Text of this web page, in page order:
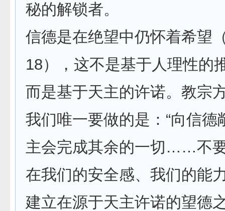
秘的解锁者。
信德是在绝望中仍怀着希望
18），这不是基于人理性的
而是基于天主的许诺。教宗
我们唯一要做的是：“向信德
主会完成其余的一切……不
在我们的安全感、我们的能
建立在源于天主许诺的望德